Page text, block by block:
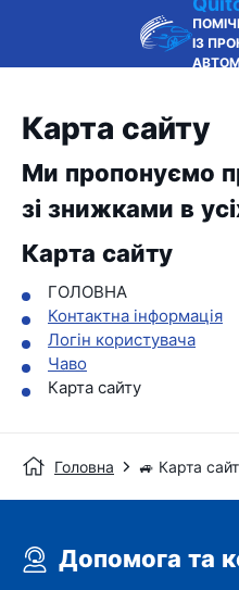
ІЗ
Карта сайту
Ми пропонуємо
зі знижками в
Карта сайту
ГОЛОВНА
Контактна інформація
Логін користувача
Чаво
Карта сайту
Головна 🚙 Карта
Допомога та